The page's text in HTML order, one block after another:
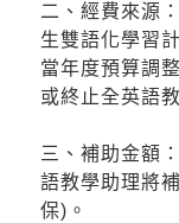
二、經費來源
生雙語化學習
當年度預算調
或終止全英語
三、補助金額
語教學助理將
保)。